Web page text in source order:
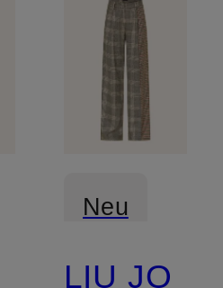
Neu
LIU JO